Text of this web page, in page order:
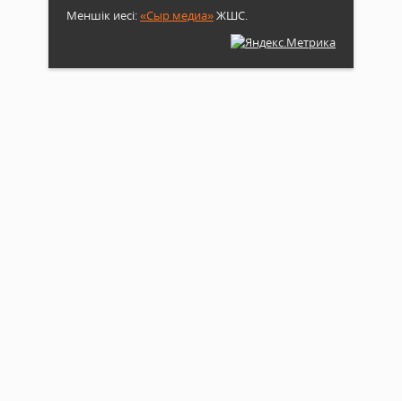
Меншік иесі:«Сыр медиа»ЖШС.